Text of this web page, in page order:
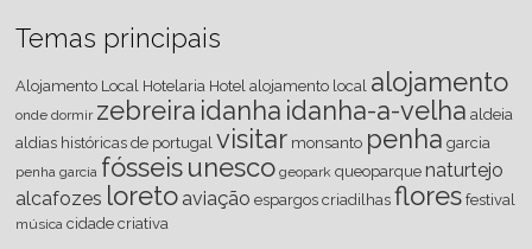
Temas principais
Alojamento Local Hotelaria Hotel alojamento local alojamento
onde dormir zebreira idanha idanha-a-velha aldeia
aldias históricas de portugal visitar monsanto penha garcia
penha garcia fósseisunesco geopark queoparque naturtejo
alcafozes loreto aviação espargos criadilhas flores festival
música cidade criativa